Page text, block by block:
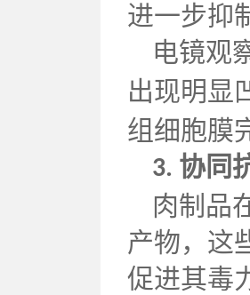
进一步抑
电镜观
出现明显
组细胞膜
3. 协同
肉制品
产物，这
促进其毒